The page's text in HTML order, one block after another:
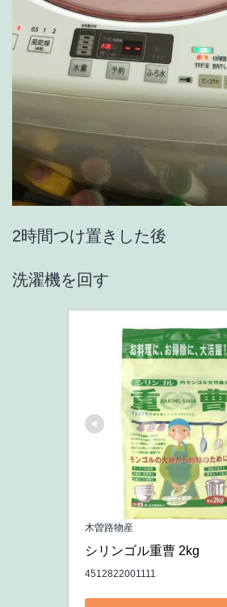
2時間つけ置きした後
洗濯機を回す
木曽路物産
シリンゴル重曹 2kg
4512822001111